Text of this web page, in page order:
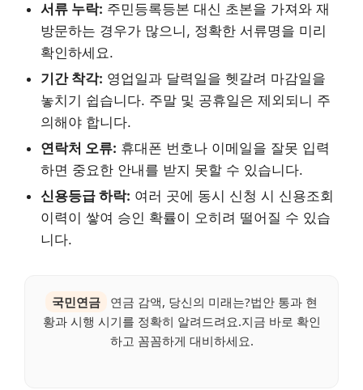
서류 누락: 주민등록등본 대신 초본을 가져와 재
방문하는 경우가 많으니, 정확한 서류명을 미리
확인하세요.
기간 착각: 영업일과 달력일을 헷갈려 마감일을
놓치기 쉽습니다. 주말 및 공휴일은 제외되니 주
의해야 합니다.
연락처 오류: 휴대폰 번호나 이메일을 잘못 입력
하면 중요한 안내를 받지 못할 수 있습니다.
신용등급 하락: 여러 곳에 동시 신청 시 신용조회
이력이 쌓여 승인 확률이 오히려 떨어질 수 있습
니다.
국민연금
연금 감액, 당신의 미래는?법안 통과 현
황과 시행 시기를 정확히 알려드려요.지금 바로 확인
하고 꼼꼼하게 대비하세요.